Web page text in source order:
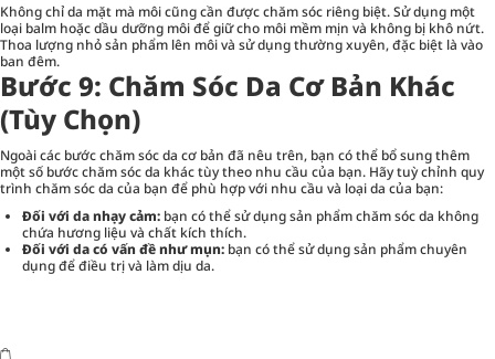
Không chỉ da mặt mà môi cũng cần được chăm sóc riêng biệt. Sử dụng một
loại balm hoặc dầu dưỡng môi để giữ cho môi mềm mịn và không bị khô nứt.
Thoa lượng nhỏ sản phẩm lên môi và sử dụng thường xuyên, đặc biệt là vào
ban đêm.
Bước 9: Chăm Sóc Da Cơ Bản Khác
(Tùy Chọn)
Ngoài các bước chăm sóc da cơ bản đã nêu trên, bạn có thể bổ sung thêm
một số bước chăm sóc da khác tùy theo nhu cầu của bạn. Hãy tuỳ chỉnh quy
trình chăm sóc da của bạn để phù hợp với nhu cầu và loại da của bạn:
Đối với da nhạy cảm: bạn có thể sử dụng sản phẩm chăm sóc da không
chứa hương liệu và chất kích thích.
Đối với da có vấn đề như mụn: bạn có thể sử dụng sản phẩm chuyên
dụng để điều trị và làm dịu da.